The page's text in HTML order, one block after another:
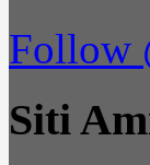
Follow
Siti